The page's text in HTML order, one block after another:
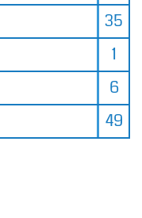
35
1
6
49